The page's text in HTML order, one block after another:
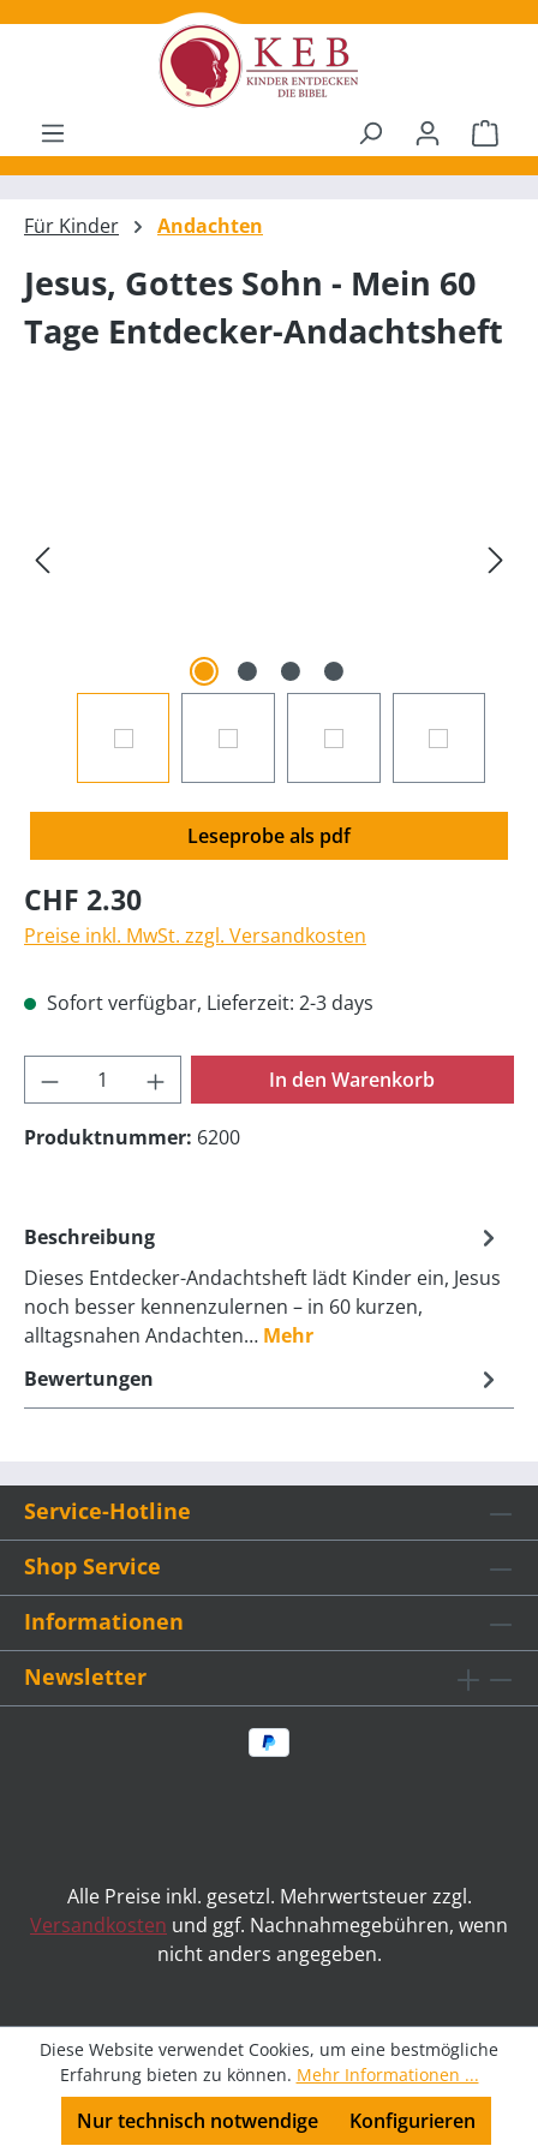
springen
Für Kinder Andachten
Jesus, Gottes Sohn - Mein 60
Tage Entdecker-Andachtsheft
Leseprobe als pdf
CHF 2.30
Preise inkl. MwSt. zzgl. Versandkosten
Sofort verfügbar, Lieferzeit: 2-3 days
Produkt Anzahl: Gib den gewünschten
In den Warenkorb
Produktnummer: 6200
Beschreibung
Dieses Entdecker-Andachtsheft lädt Kinder ein, Jesus
noch besser kennenzulernen – in 60 kurzen,
alltagsnahen Andachten… Mehr
Bewertungen
Service-Hotline
Shop Service
Informationen
Newsletter
Alle Preise inkl. gesetzl. Mehrwertsteuer zzgl.
Versandkosten und ggf. Nachnahmegebühren, wenn
nicht anders angegeben.
Diese Website verwendet Cookies, um eine bestmögliche
Erfahrung bieten zu können. Mehr Informationen ...
Nur technisch notwendige Konfigurieren